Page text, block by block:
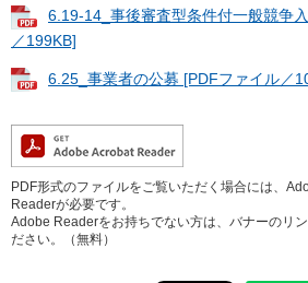
6.19-14_事後審査型条件付一般競争
／199KB]
6.25_事業者の公募 [PDFファイル／
PDF形式のファイルをご覧いただく場合には、
Readerが必要です。
Adobe Readerをお持ちでない方は、バナーのリ
ださい。（無料）